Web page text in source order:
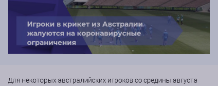
Для некоторых австралийских игроков со средины августа